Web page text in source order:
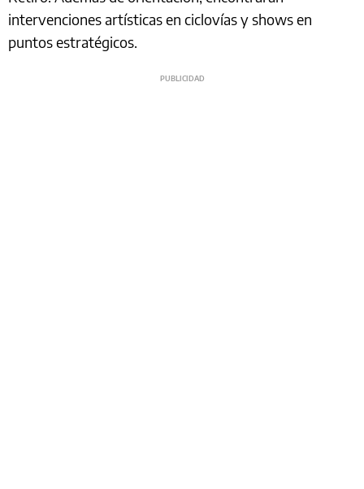
intervenciones artísticas en ciclovías y shows en
puntos estratégicos.